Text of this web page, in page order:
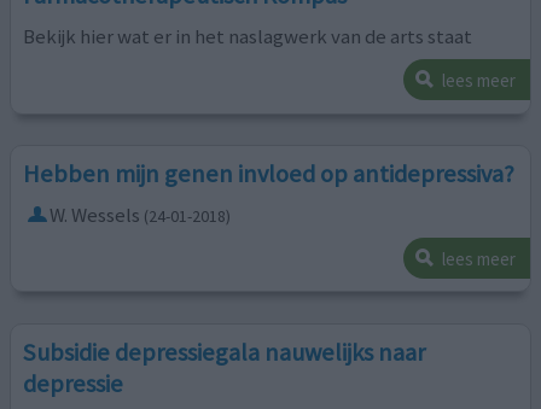
Bekijk hier wat er in het naslagwerk van de arts staat
lees meer
Hebben mijn genen invloed op antidepressiva?
W. Wessels (24-01-2018)
lees meer
Subsidie depressiegala nauwelijks naar
depressie